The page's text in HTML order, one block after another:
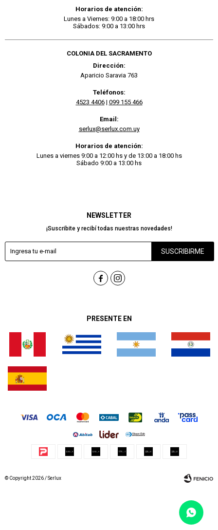
PRESENTE EN
NEWSLETTER
¡Suscribite y recibí todas nuestras novedades!
SUSCRIBIRME
 
Horarios de atención:
Lunes a Viernes: 9:00 a 18:00 hrs
Sábados: 9:00 a 13:00 hrs
COLONIA DEL SACRAMENTO
Dirección:
Aparicio Saravia 763
Teléfonos:
4523 4406| 099 155 466
Email:
serlux@serlux.com.uy
Horarios de atención:
Lunes a viernes 9:00 a 12:00 hs y de 13:00 a 18:00 hs
Sábado 9:00 a 13:00 hs
© Copyright 2026 / Serlux